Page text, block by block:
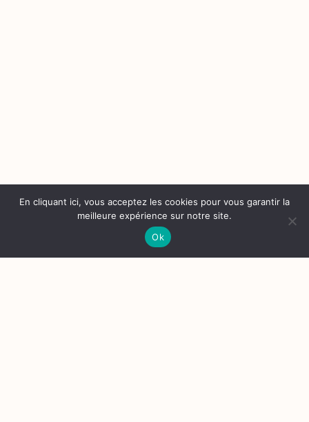
En cliquant ici, vous acceptez les cookies pour vous garantir la
meilleure expérience sur notre site.
Ok